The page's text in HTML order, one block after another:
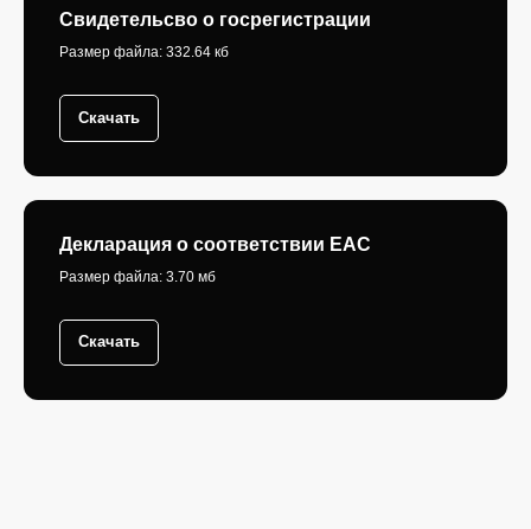
Свидетельсво о госрегистрации
Размер файла: 332.64 кб
Скачать
Декларация о соответствии ЕАС
Размер файла: 3.70 мб
Скачать